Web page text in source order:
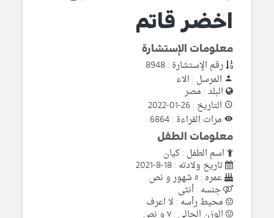
اخضر قاتم
معلومات الإستشارة
رقم الإستشارة : 8948
المرسل : الاء
البلد : مصر
التاريخ : 26-01-2022
مرات القراءة : 6864
معلومات الطفل
اسم الطفل : كيان
تاريخ ولادته : 18-8-2021
عمره : ٥ شهور و نص
جنسه : أنثى
محيط رأسه : لا اعرف
الوزن الحالي : ٧ و نص